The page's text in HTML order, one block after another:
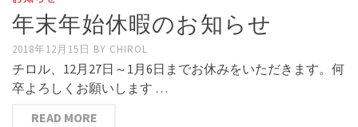
年末年始休暇のお知らせ
2018年12月15日 BY CHIROL
チロル、12月27日～1月6日までお休みをいただきます。何
卒よろしくお願いします …
READ MORE